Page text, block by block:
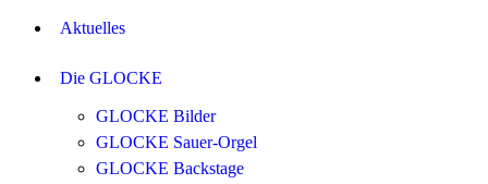
Aktuelles
Die GLOCKE
GLOCKE Bilder
GLOCKE Sauer-Orgel
GLOCKE Backstage